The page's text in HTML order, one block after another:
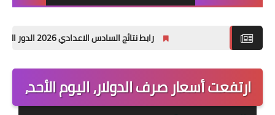
اخبار وزارة التربية والتعليم
اخبار وزارة العمل وهيئة
رابط نتائج السادس الاعدادي 2026 الدور الاول في العراق | موقع نتائجنا
ارتفعت أسعار صرف الدولار، اليوم الأحد،